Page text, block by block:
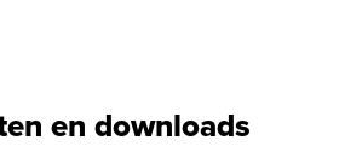
en downloads